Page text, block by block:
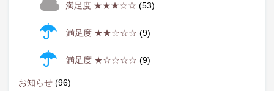
満足度 ★★★☆☆ (53)
満足度 ★★☆☆☆ (9)
満足度 ★☆☆☆☆ (9)
お知らせ (96)